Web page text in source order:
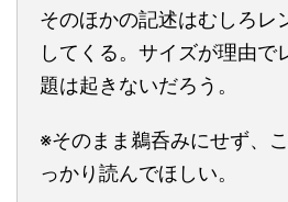
そのほかの記述はむしろレ
してくる。サイズが理由で
題は起きないだろう。
※そのまま鵜呑みにせず、
っかり読んでほしい。